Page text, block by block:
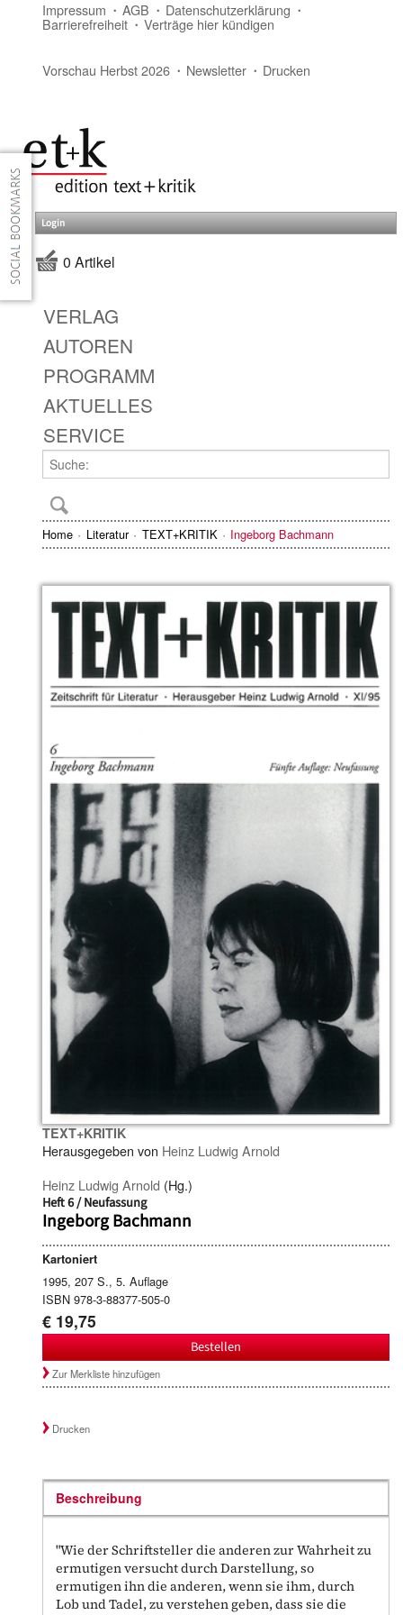
Impressum AGB Datenschutzerklärung
Barrierefreiheit Verträge hier kündigen
Vorschau Herbst 2026 Newsletter Drucken
Login
0 Artikel
VERLAG
AUTOREN
PROGRAMM
AKTUELLES
SERVICE
Home Literatur TEXT+KRITIK Ingeborg Bachmann
TEXT+KRITIK
Herausgegeben von Heinz Ludwig Arnold
Heinz Ludwig Arnold (Hg.)
Heft 6 / Neufassung
Ingeborg Bachmann
Kartoniert
1995, 207 S., 5. Auflage
ISBN 978-3-88377-505-0
€ 19,75
Bestellen
Zur Merkliste hinzufügen
Drucken
Beschreibung
"Wie der Schriftsteller die anderen zur Wahrheit zu
ermutigen versucht durch Darstellung, so
ermutigen ihn die anderen, wenn sie ihm, durch
Lob und Tadel, zu verstehen geben, dass sie die